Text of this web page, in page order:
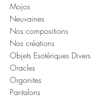
Mojos
Neuvaines
Nos compositions
Nos créations
Objets Esotériques Divers
Oracles
Orgonites
Pantalons